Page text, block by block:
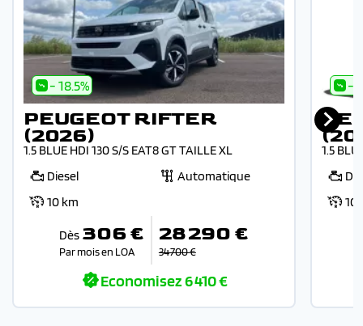
- 18.5%
PEUGEOT RIFTER
(2026)
1.5 BLUE HDI 130 S/S EAT8 GT TAILLE XL
Diesel
Automatique
10 km
Dès 306 €
Par mois en LOA
28 290 €
34 700 €
Economisez6 410 €
-
1.5
10